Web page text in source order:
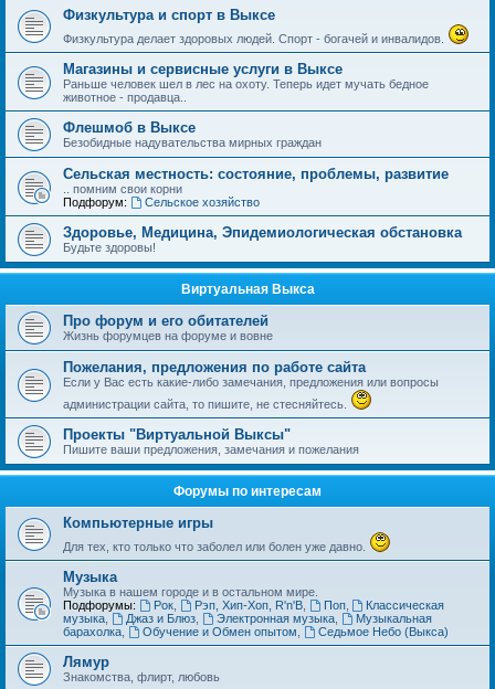
Физкультура и спорт в Выксе
Физкультура делает здоровых людей. Спорт - богачей и инвалидов.
Магазины и сервисные услуги в Выксе
Раньше человек шел в лес на охоту. Теперь идет мучать бедное
животное - продавца..
Флешмоб в Выксе
Безобидные надувательства мирных граждан
Сельская местность: состояние, проблемы, развитие
.. помним свои корни
Подфорум:
Сельское хозяйство
Здоровье, Медицина, Эпидемиологическая обстановка
Будьте здоровы!
Виртуальная Выкса
Про форум и его обитателей
Жизнь форумцев на форуме и вовне
Пожелания, предложения по работе сайта
Если у Вас есть какие-либо замечания, предложения или вопросы
администрации сайта, то пишите, не стесняйтесь.
Проекты "Виртуальной Выксы"
Пишите ваши предложения, замечания и пожелания
Форумы по интересам
Компьютерные игры
Для тех, кто только что заболел или болен уже давно.
Музыка
Музыка в нашем городе и в остальном мире.
Подфорумы:
Рок, Рэп, Хип-Хоп, R'n'B, Поп,
Классическая
музыка
Джаз и Блюз, Электронная музыка,
Музыкальная
барахолка
Обучение и Обмен опытом Седьмое Небо (Выкса)
Лямур
Знакомства, флирт, любовь